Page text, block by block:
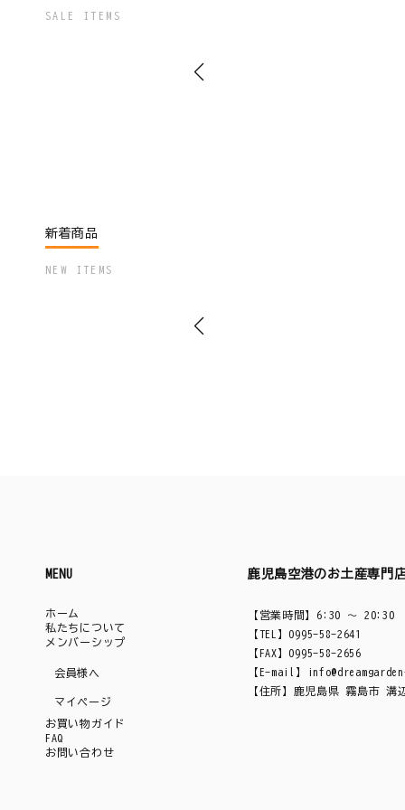
SALE ITEMS
新着商品
NEW ITEMS
鹿児島空港のお土産専門
【営業時間】6:30 ～ 20:30
【TEL】0995-58-2641
【FAX】0995-58-2656
【E-mail】
【住所】鹿児島県 霧島市 溝
MENU
ホーム
私たちについて
メンバーシップ
会員様へ
マイページ
お買い物ガイド
FAQ
お問い合わせ